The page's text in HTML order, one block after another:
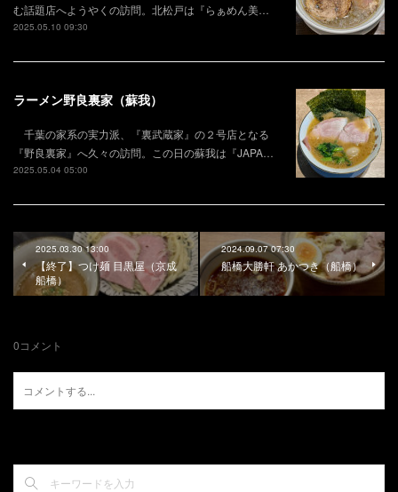
む話題店へようやくの訪問。北松戸は『らぁめん美…
2025.05.10 09:30
ラーメン野良裏家（蘇我）
千葉の家系の実力派、『裏武蔵家』の２号店となる
『野良裏家』へ久々の訪問。この日の蘇我は『JAPA…
2025.05.04 05:00
2025.03.30 13:00
【終了】つけ麺 目黒屋（京成
船橋）
2024.09.07 07:30
船橋大勝軒 あかつき（船橋）
0コメント